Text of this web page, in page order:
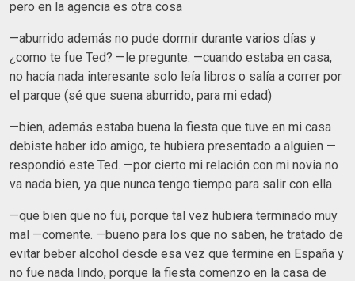
pero en la agencia es otra cosa
—aburrido además no pude dormir durante varios días y
¿como te fue Ted? —le pregunte. —cuando estaba en casa,
no hacía nada interesante solo leía libros o salía a correr por
el parque (sé que suena aburrido, para mi edad)
—bien, además estaba buena la fiesta que tuve en mi casa
debiste haber ido amigo, te hubiera presentado a alguien —
respondió este Ted. —por cierto mi relación con mi novia no
va nada bien, ya que nunca tengo tiempo para salir con ella
—que bien que no fui, porque tal vez hubiera terminado muy
mal —comente. —bueno para los que no saben, he tratado de
evitar beber alcohol desde esa vez que termine en España y
no fue nada lindo, porque la fiesta comenzo en la casa de